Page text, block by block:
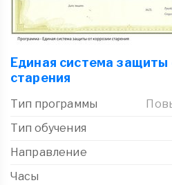
Единая система защиты
старения
Тип программы
Тип обучения
Направление
Часы